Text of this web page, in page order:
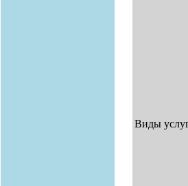
Виды